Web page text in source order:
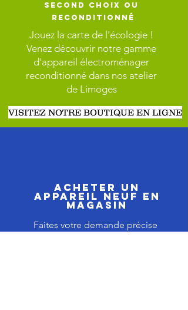
SECOND CHOIX OU
Reconditionné
Jouez la carte de l'écologie !
Venez découvrir notre gamme
d'appareil électroménager
reconditionné dans nos atelier
de Limoges
VISITEZ NOTRE BOUTIQUE EN LIGNE
ACHETER UN
APPAREIL NEUF EN
MAGASIN
Faites votre demande précise